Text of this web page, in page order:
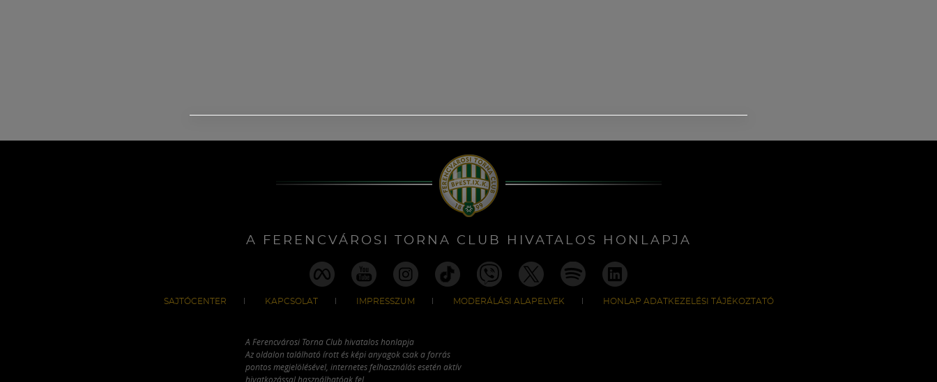
A FERENCVÁROSI TORNA CLUB HIVATALOS HONLAPJA
SAJTÓCENTER KAPCSOLAT IMPRESSZUM MODERÁLÁSI ALAPELVEK HONLAP ADATKEZELÉSI TÁJÉKOZTATÓ
A Ferencvárosi Torna Club hivatalos honlapja
Az oldalon található írott és képi anyagok csak a forrás
pontos megjelölésével, internetes felhasználás esetén aktív
hivatkozással használhatóak fel.